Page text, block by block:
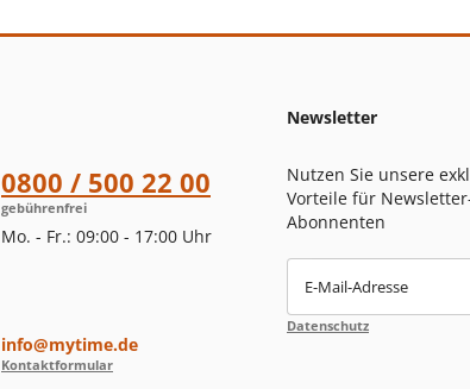
0800 / 500 22 00
gebührenfrei
Mo. - Fr.: 09:00 - 17:00 Uhr
info@mytime.de
Kontaktformular
Newsletter
Nutzen Sie unsere
Vorteile für
Abonnenten
E-Mail-Adresse
Datenschutz